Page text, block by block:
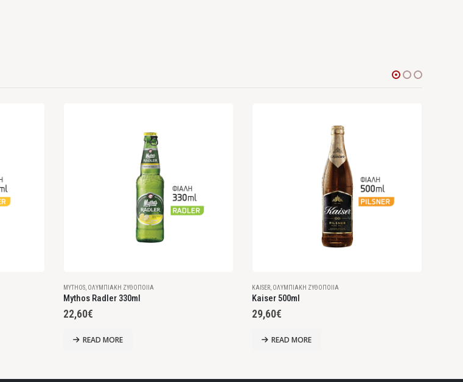
MYTHOS ΟΛΥΜΠΙΑΚΉ ΖΥΘΟΠΟΙΊΑ
Mythos Radler 330ml
22,60€
READ MORE
KAISER ΟΛΥΜΠΙΑΚΉ ΖΥΘΟΠΟΙΊΑ
Kaiser 500ml
29,60€
READ MORE